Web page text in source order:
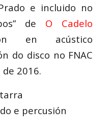
e incluido no
de O Cadelo
en acústico
do disco no FNAC
2016.
e percusión